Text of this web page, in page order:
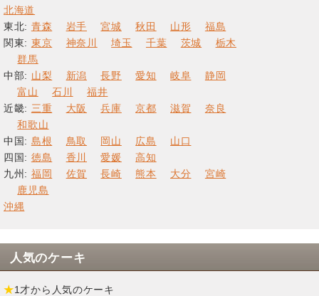
北海道
東北: 青森 岩手 宮城 秋田 山形
福島
関東: 東京 神奈川 埼玉 千葉 茨城
栃木
群馬
中部: 山梨 新潟 長野 愛知 岐阜
静岡
富山
石川
福井
近畿: 三重 大阪 兵庫 京都 滋賀
奈良
和歌山
中国: 島根 鳥取 岡山 広島
山口
四国: 徳島 香川 愛媛
高知
九州: 福岡 佐賀 長崎 熊本 大分
宮崎
鹿児島
沖縄
人気のケーキ
★1才から人気のケーキ